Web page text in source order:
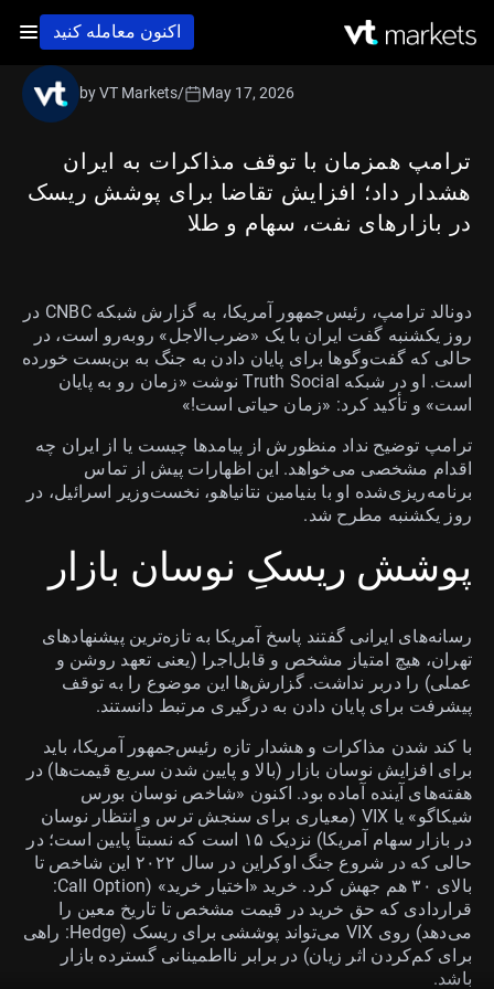
اکنون معامله کنید
ترامپ همزمان با توقف مذاکرات به ایران
هشدار داد؛ افزایش تقاضا برای پوشش ریسک
در بازارهای نفت، سهام و طلا
by VT Markets/ May 17, 2026
دونالد ترامپ، رئیس‌جمهور آمریکا، به گزارش شبکه CNBC در
روز یکشنبه گفت ایران با یک «ضرب‌الاجل» روبه‌رو است، در
حالی که گفت‌وگوها برای پایان دادن به جنگ به بن‌بست خورده
است. او در شبکه Truth Social نوشت «زمان رو به پایان
است» و تأکید کرد: «زمان حیاتی است!»
ترامپ توضیح نداد منظورش از پیامدها چیست یا از ایران چه
اقدام مشخصی می‌خواهد. این اظهارات پیش از تماس
برنامه‌ریزی‌شده او با بنیامین نتانیاهو، نخست‌وزیر اسرائیل، در
روز یکشنبه مطرح شد.
پوشش ریسکِ نوسان بازار
رسانه‌های ایرانی گفتند پاسخ آمریکا به تازه‌ترین پیشنهادهای
تهران، هیچ امتیاز مشخص و قابل‌اجرا (یعنی تعهد روشن و
عملی) را دربر نداشت. گزارش‌ها این موضوع را به توقف
پیشرفت برای پایان دادن به درگیری مرتبط دانستند.
با کند شدن مذاکرات و هشدار تازه رئیس‌جمهور آمریکا، باید
برای افزایش نوسان بازار (بالا و پایین شدن سریع قیمت‌ها) در
هفته‌های آینده آماده بود. اکنون «شاخص نوسان بورس
شیکاگو» یا VIX (معیاری برای سنجش ترس و انتظار نوسان
در بازار سهام آمریکا) نزدیک ۱۵ است که نسبتاً پایین است؛ در
حالی که در شروع جنگ اوکراین در سال ۲۰۲۲ این شاخص تا
بالای ۳۰ هم جهش کرد. خرید «اختیار خرید» (Call Option:
قراردادی که حق خرید در قیمت مشخص تا تاریخ معین را
می‌دهد) روی VIX می‌تواند پوششی برای ریسک (Hedge: راهی
برای کم‌کردن اثر زیان) در برابر نااطمینانی گسترده بازار
باشد.